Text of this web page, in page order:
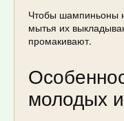
Чтобы шампиньоны
мытья их
промакивают.
молодых